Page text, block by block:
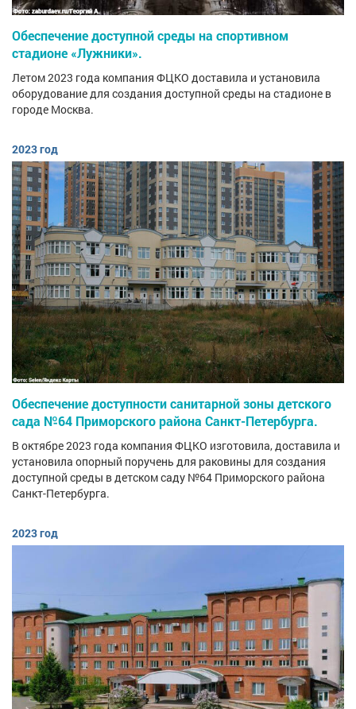
Обеспечение доступной среды на спортивном
стадионе «Лужники».
Летом 2023 года компания ФЦКО доставила и установила
оборудование для создания доступной среды на стадионе в
городе Москва.
2023 год
Обеспечение доступности санитарной зоны детского
сада №64 Приморского района Санкт-Петербурга.
В октябре 2023 года компания ФЦКО изготовила, доставила и
установила опорный поручень для раковины для создания
доступной среды в детском саду №64 Приморского района
Санкт-Петербурга.
2023 год